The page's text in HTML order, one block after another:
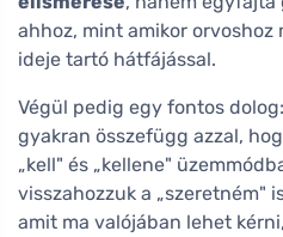
ahhoz, mint amikor
ideje tartó hátfájással.
Végül pedig egy fontos
gyakran összefügg azzal,
„kell" és „kellene"
visszahozzuk a „szeretném"
amit ma valójában lehet